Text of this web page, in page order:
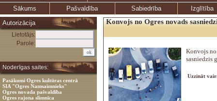
Sākums
Pašvaldība Sabiedrība
Izglītība
Autorizācija
Lietotājs:
Parole:
Noderīgas saites:
Pasākumi Ogres kultūras centrā
SIA "Ogres Namsaimnieks"
Ogres novada pašvaldība
Ogres rajona slimnīca
Konvojs no Ogres novads
Konvojs no
sasniedzis
Uzzināt